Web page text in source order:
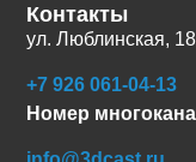
Контакты
ул. Люблинская,
+7 926 061-04-13
Номер